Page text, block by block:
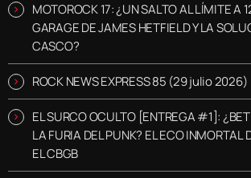
MOTOROCK 17: ¿UN SALTO AL LÍMITE A
GARAGE DE JAMES HETFIELD Y LA
CASCO?
ROCK NEWS EXPRESS 85 (29 julio 2026)
EL SURCO OCULTO [ENTREGA #1]:
LA FURIA DEL PUNK? EL ECO INMORTAL
EL CBGB